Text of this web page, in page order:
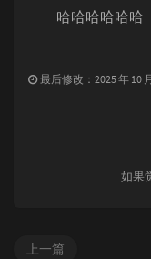
哈哈哈哈哈哈
最后修改：2025 年 10
如果
上一篇